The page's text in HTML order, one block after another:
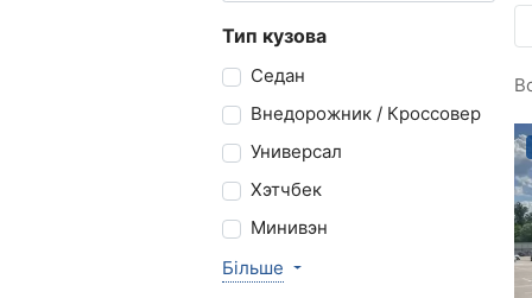
Тип кузова
Седан
Внедорожник / Кроссовер
Универсал
Хэтчбек
Минивэн
Більше